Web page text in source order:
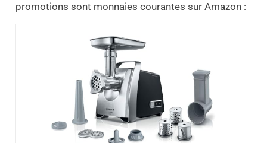
promotions sont monnaies courantes sur Amazon :